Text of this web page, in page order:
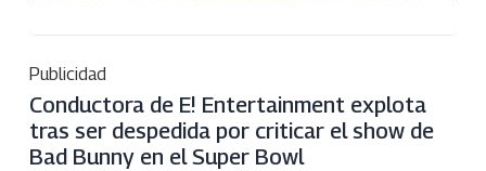
Publicidad
Conductora de E! Entertainment explota
tras ser despedida por criticar el show de
Bad Bunny en el Super Bowl